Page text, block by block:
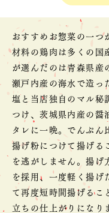
おすすめお惣菜の一つ
材料の鶏肉は多くの国
が選んだのは青森県産
瀬戸内産の海水で造っ
塩と当店独自のマル秘
つけ、茨城県内産の醤
タレに一晩。でんぷん
揚げ粉につけて揚げる
を逃がしません。揚げ
を採用、一度軽く揚げ
て再度短時間揚げるこ
立ちの仕上がりになり